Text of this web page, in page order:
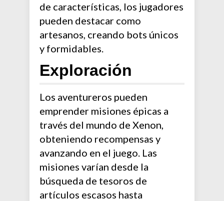
de características, los jugadores
pueden destacar como
artesanos, creando bots únicos
y formidables.
Exploración
Los aventureros pueden
emprender misiones épicas a
través del mundo de Xenon,
obteniendo recompensas y
avanzando en el juego. Las
misiones varían desde la
búsqueda de tesoros de
artículos escasos hasta